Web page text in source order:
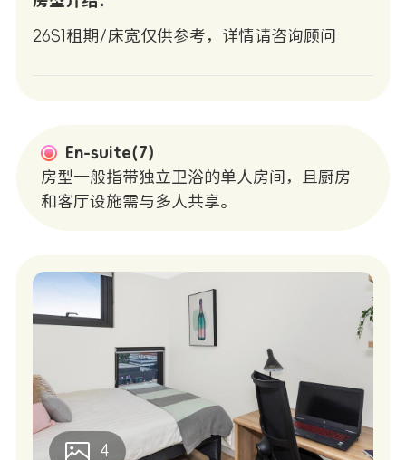
26S1租期/床宽仅供参考，详情请咨询顾问
En-suite(7)
房型一般指带独立卫浴的单人房间，且厨房
和客厅设施需与多人共享。
4